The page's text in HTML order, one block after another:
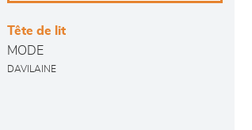
Tête de lit
MODE
DAVILAINE